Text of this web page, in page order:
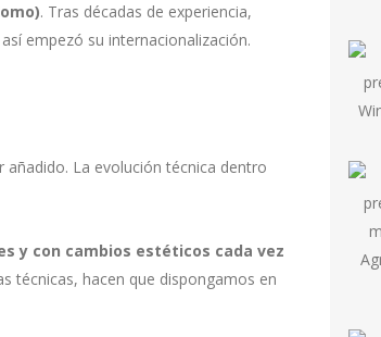
. Tras décadas de experiencia,
empezó su internacionalización.
La evolución técnica dentro
y con cambios estéticos cada vez
técnicas, hacen que dispongamos en